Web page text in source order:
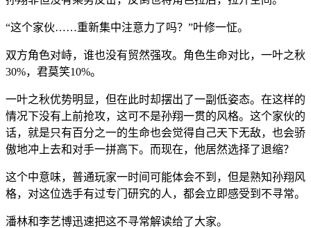
“这个家伙……重新集中注意力了吗？”叶修一怔。
双方角色对峙，谁也没有贸然强攻。角色生命对比，一叶之秋
30%，君莫笑10%。
一叶之秋优势明显，但在此时却摆出了一副低姿态。在这样的
情况下没有上前抢攻，这可不是孙翔一贯的风格。这个家伙的
话，就是只有百分之一的生命也会觉得自己天下无敌，也会骄
傲地冲上去和对手一拼高下。而现在，他居然选择了退缩？
这个中意味，普通玩家一时间可能体会不到，但是熟知孙翔风
格，对这位选手有过专门研究的人，都会立即感受到不寻常。
潘林和李艺博迅速把这不寻常解读给了大家。